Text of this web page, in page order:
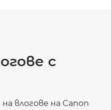
с
влогове на Canon